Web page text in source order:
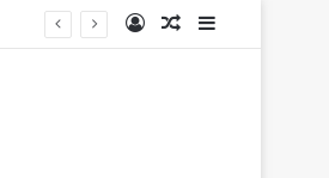
Log InRandom Article
Sidebar